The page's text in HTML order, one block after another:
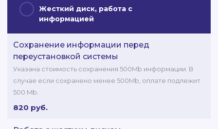
Жесткий диск, работа с
информацией
Сохранение информации перед
переустановкой системы
Указана стоимость сохранения 500Mb информации. В
случае если сохранено менее 500Mb, оплате подлежит
500 Mb.
820 руб.